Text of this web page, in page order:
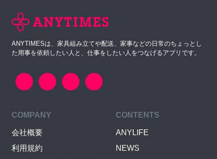
ANYTIMESは、家具組み立てや配送、家事などの日常のちょっとし
た用事を依頼したい人と、仕事をしたい人をつなげるアプリです。
COMPANY
会社概要
利用規約
CONTENTS
ANYLIFE
NEWS